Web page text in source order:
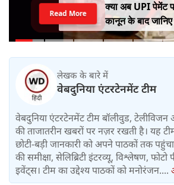
क्या अब UPI पेमेंट
कानून के बाद
किसे नहीं
Read More
लेखक के बारे में
वेबदुनिया एंटरटेनमेंट टीम
वेबदुनिया एंटरटेनमेंट टीम बॉलीवुड, टेलीविजन
की ताजातरीन खबरों पर नज़र रखती है। यह
छोटी-बड़ी जानकारी को अपने पाठकों तक
की समीक्षा, सेलिब्रिटी इंटरव्यू, विश्लेषण, फोटो
इवेंट्स। टीम का उद्देश्य पाठकों को मनोरंजन....